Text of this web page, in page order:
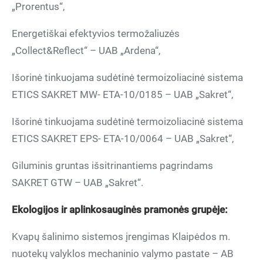
„Prorentus“,
Energetiškai efektyvios termožaliuzės
„Collect&Reflect“ – UAB „Ardena“,
Išorinė tinkuojama sudėtinė termoizoliacinė sistema
ETICS SAKRET MW- ETA-10/0185 – UAB „Sakret“,
Išorinė tinkuojama sudėtinė termoizoliacinė sistema
ETICS SAKRET EPS- ETA-10/0064 – UAB „Sakret“,
Giluminis gruntas išsitrinantiems pagrindams
SAKRET GTW – UAB „Sakret“.
Ekologijos ir aplinkosauginės pramonės grupėje:
Kvapų šalinimo sistemos įrengimas Klaipėdos m.
nuotekų valyklos mechaninio valymo pastate – AB